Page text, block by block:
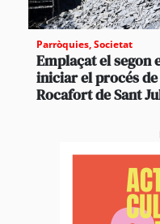
Parròquies,Societat
Emplaçat el segon
iniciar el procés
Rocafort de Sant